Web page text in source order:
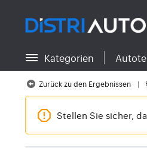
Zurück zu den Kategorien
Kategorien
Zurück zu den Ergebnissen
Stellen Sie sicher,